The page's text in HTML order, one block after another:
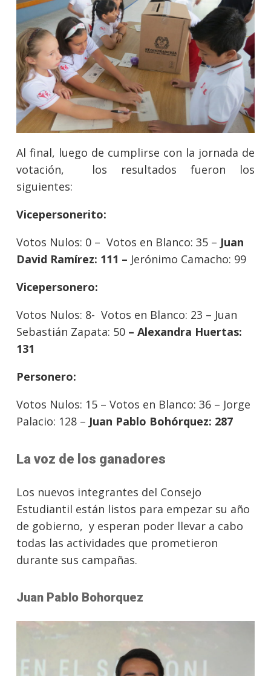
Al final, luego de cumplirse con la jornada de
votación, los resultados fueron los
siguientes:
Vicepersonerito:
Votos Nulos: 0 – Votos en Blanco: 35 – Juan
David Ramírez: 111 – Jerónimo Camacho: 99
Vicepersonero:
Votos Nulos: 8- Votos en Blanco: 23 – Juan
Sebastián Zapata: 50 – Alexandra Huertas:
131
Personero:
Votos Nulos: 15 – Votos en Blanco: 36 – Jorge
Palacio: 128 – Juan Pablo Bohórquez: 287
La voz de los ganadores
Los nuevos integrantes del Consejo
Estudiantil están listos para empezar su año
de gobierno, y esperan poder llevar a cabo
todas las actividades que prometieron
durante sus campañas.
Juan Pablo Bohorquez